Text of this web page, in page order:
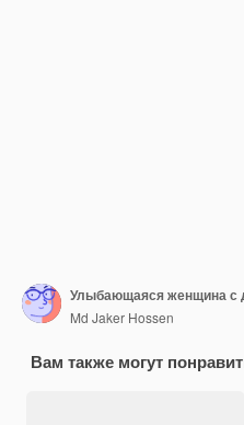
Md Jaker Hossen
Вам также могут